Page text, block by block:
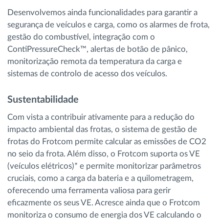
Desenvolvemos ainda funcionalidades para garantir a
segurança de veículos e carga, como os alarmes de frota,
gestão do combustível, integração com o
ContiPressureCheck™, alertas de botão de pânico,
monitorização remota da temperatura da carga e
sistemas de controlo de acesso dos veículos.
Sustentabilidade
Com vista a contribuir ativamente para a redução do
impacto ambiental das frotas, o sistema de gestão de
frotas do Frotcom permite calcular as emissões de CO2
no seio da frota. Além disso, o Frotcom suporta os VE
(veículos elétricos)* e permite monitorizar parâmetros
cruciais, como a carga da bateria e a quilometragem,
oferecendo uma ferramenta valiosa para gerir
eficazmente os seus VE. Acresce ainda que o Frotcom
monitoriza o consumo de energia dos VE calculando o